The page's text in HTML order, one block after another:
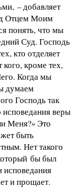
– добавляет
Отцем Моим
понять, что мы
Суд. Господь
кто отделяет
кого, кроме тех,
Когда мы
думаем
Господь так
исповедания веры
Меня?» Это
быть
Нет такого
бы был
и прощает.